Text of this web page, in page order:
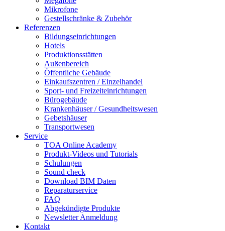
Mikrofone
Gestellschränke & Zubehör
Referenzen
Bildungseinrichtungen
Hotels
Produktionsstätten
Außenbereich
Öffentliche Gebäude
Einkaufszentren / Einzelhandel
Sport- und Freizeiteinrichtungen
Bürogebäude
Krankenhäuser / Gesundheitswesen
Gebetshäuser
Transportwesen
Service
TOA Online Academy
Produkt-Videos und Tutorials
Schulungen
Sound check
Download BIM Daten
Reparaturservice
FAQ
Abgekündigte Produkte
Newsletter Anmeldung
Kontakt